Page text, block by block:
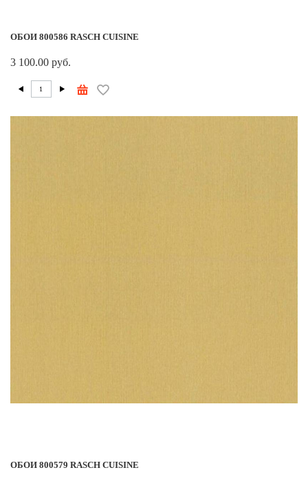
ОБОИ 800586 RASCH CUISINE
3 100.00 руб.
ОБОИ 800579 RASCH CUISINE